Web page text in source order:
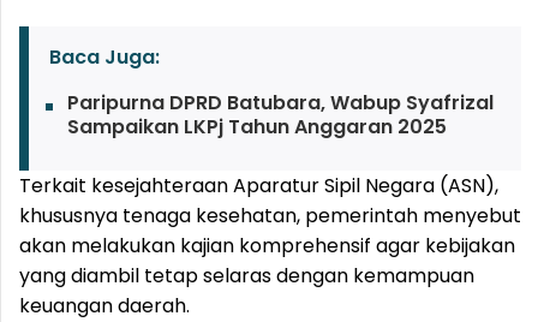
Baca Juga:
Paripurna DPRD Batubara, Wabup Syafrizal
Sampaikan LKPj Tahun Anggaran 2025
Terkait kesejahteraan Aparatur Sipil Negara (ASN),
khususnya tenaga kesehatan, pemerintah menyebut
akan melakukan kajian komprehensif agar kebijakan
yang diambil tetap selaras dengan kemampuan
keuangan daerah.